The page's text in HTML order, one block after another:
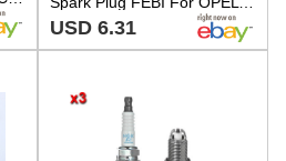
USD 6.31